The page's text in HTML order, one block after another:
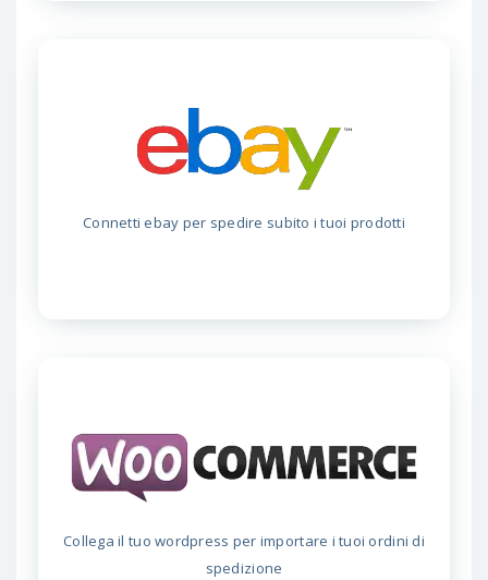
Connetti ebay per spedire subito i tuoi prodotti
Collega il tuo wordpress per importare i tuoi ordini di
spedizione